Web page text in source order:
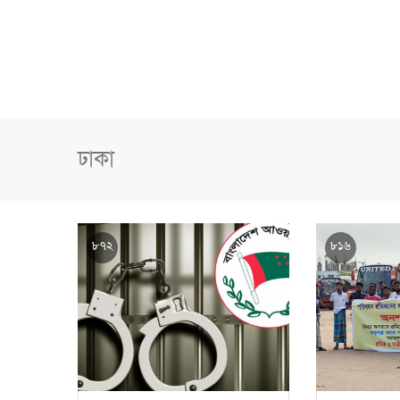
ঢাকা
৮৭২ ৮১৬